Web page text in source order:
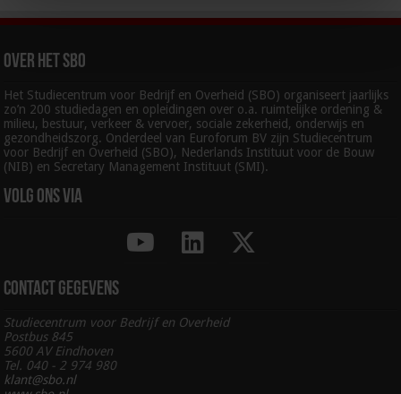
Over het SBO
Het Studiecentrum voor Bedrijf en Overheid (SBO) organiseert jaarlijks
zo’n 200 studiedagen en opleidingen over o.a. ruimtelijke ordening &
milieu, bestuur, verkeer & vervoer, sociale zekerheid, onderwijs en
gezondheidszorg. Onderdeel van Euroforum BV zijn Studiecentrum
voor Bedrijf en Overheid (SBO), Nederlands Instituut voor de Bouw
(NIB) en Secretary Management Instituut (SMI).
Volg ons via
Contact gegevens
Studiecentrum voor Bedrijf en Overheid
Postbus 845
5600 AV Eindhoven
Tel. 040 - 2 974 980
klant@sbo.nl